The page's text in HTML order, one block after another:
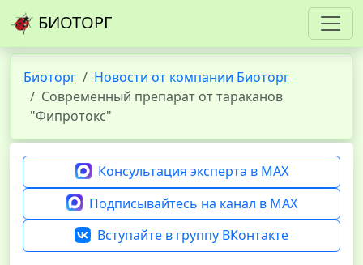
БИОТОРГ
Биоторг
Новости от компании Биоторг
Современный препарат от тараканов
"Фипротокс"
Консультация эксперта в MAX
Подписывайтесь на канал в MAX
Вступайте в группу ВКонтакте